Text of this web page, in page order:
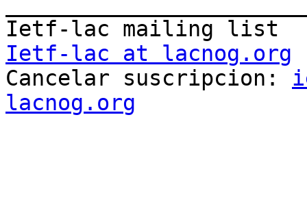
Ietf-lac at lacnog.org
Cancelar suscripcion:
lacnog.org